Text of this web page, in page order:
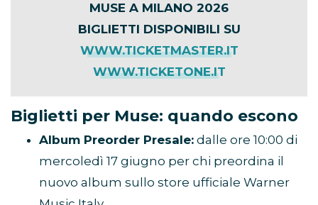
MUSE A MILANO 2026
BIGLIETTI DISPONIBILI SU
WWW.TICKETMASTER.IT
WWW.TICKETONE.IT
Biglietti per Muse: quando escono
Album Preorder Presale: dalle ore 10:00 di
mercoledì 17 giugno per chi preordina il
nuovo album sullo store ufficiale Warner